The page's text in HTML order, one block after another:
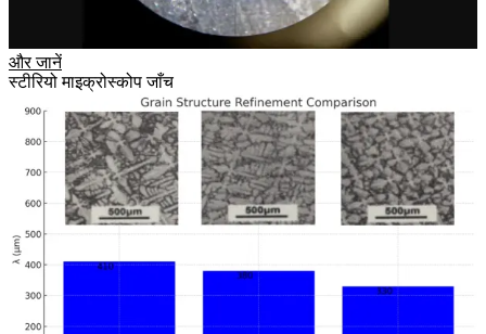
और जानें
स्टीरियो माइक्रोस्कोप जाँच